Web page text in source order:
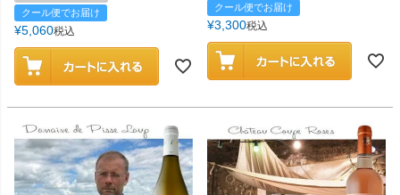
クール便でお届け
¥5,060税込
クール便でお届け
¥3,300税込